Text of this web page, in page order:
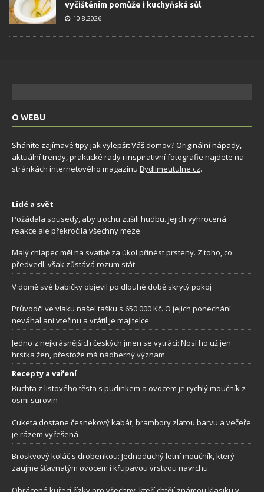
vyčištěním pomůže i kuchyňská sůl
10.8.2026
O WEBU
Sháníte zajímavé tipy jak vylepšit Váš domov? Originální nápady,
aktuální trendy, praktické rady i inspirativní fotografie najdete na
stránkách internetového magazínu Bydlimeutulne.cz.
Lidé a svět
Požádala sousedy, aby trochu ztišili hudbu. Jejich vyhrocená
reakce ale překročila všechny meze
Malý chlapec měl na svatbě za úkol přinést prsteny. Z toho, co
předvedl, však zůstává rozum stát
V domě své babičky objevil po dlouhé době skrytý pokoj
Průvodčí ve vlaku našel tašku s 650 000 Kč. O jejich ponechání
neváhal ani vteřinu a vrátil je majitelce
Jedno z nejkrásnějších českých jmen se vytrácí: Nosí ho už jen
hrstka žen, přestože má nádherný význam
Recepty a vaření
Buchta z listového těsta s pudinkem a ovocem je rychlý moučník z
osmi surovin
Cuketa dostane česnekový kabát, brambory zlatou barvu a večeře
je rázem vyřešená
Broskvový koláč s drobenkou: Jednoduchý letní moučník, který
zaujme šťavnatým ovocem i křupavou vrstvou navrchu